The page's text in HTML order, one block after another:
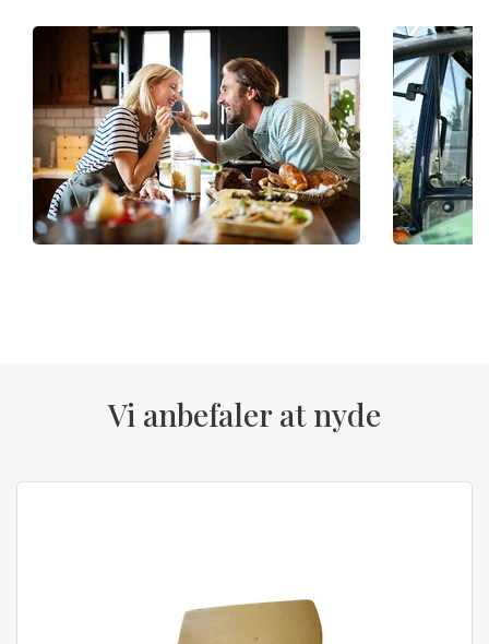
Vi anbefaler at nyde